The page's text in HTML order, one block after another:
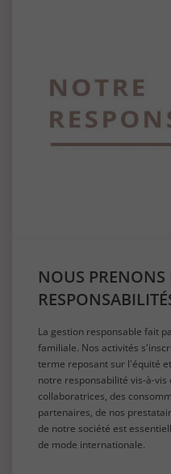
NOUS PRENONS
La gestion responsable fait
familiale. Nos activités
terme reposant sur l'équité
notre responsabilité vis-à-
collaboratrices, des
partenaires, de nos
de notre société est
de mode internationale.